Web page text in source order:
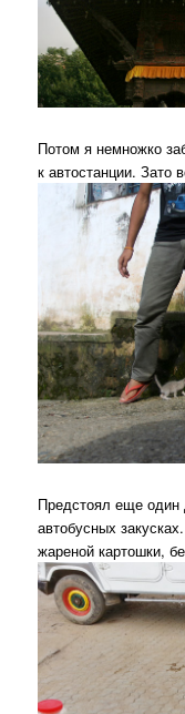
Потом я немножко
к автостанции. Зато
Предстоял еще один
автобусных
жареной картошки,